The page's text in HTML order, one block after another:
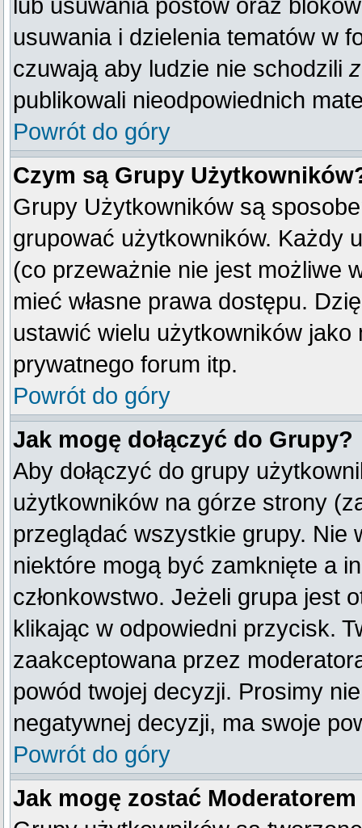
lub usuwania postów oraz
usuwania i dzielenia tematów w
czuwają aby ludzie nie schodzili
publikowali nieodpowiednich
Powrót do góry
Czym są Grupy
Grupy Użytkowników są
grupować użytkowników. Każdy
(co przeważnie nie jest możliwe
mieć własne prawa dostępu.
ustawić wielu użytkowników
prywatnego forum itp.
Powrót do góry
Jak mogę dołączyć do Grupy?
Aby dołączyć do grupy
użytkowników na górze strony
przeglądać wszystkie grupy. Nie
niektóre mogą być zamknięte a
członkowstwo. Jeżeli grupa jest
klikając w odpowiedni przycisk.
zaakceptowana przez
powód twojej decyzji. Prosimy
negatywnej decyzji, ma swoje
Powrót do góry
Jak mogę zostać